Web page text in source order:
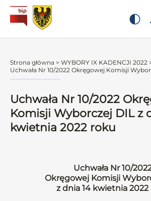
Strona główna > WYBORY IX KADENCJI 2022
Uchwała Nr 10/2022 Okręgowej Komisji
Uchwała Nr 10/2022
Komisji Wyborczej DIL z
kwietnia 2022 roku
Uchwała Nr 10/
Okręgowej Komisji
z dnia 14 kwietnia 2022